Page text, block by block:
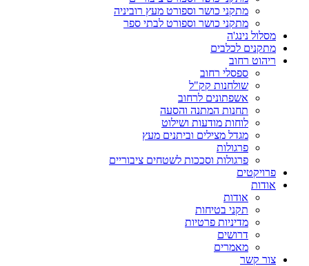
מתקני כושר וספורט מעץ רוביניה
מתקני כושר וספורט לבתי ספר
מסלול נינג'ה
מתקנים לכלבים
ריהוט רחוב
ספסלי רחוב
שולחנות קק"ל
אשפתונים לרחוב
תחנות המתנה והסעה
לוחות מודעות ושילוט
מגדל מצילים וביתנים מעץ
פרגולות
פרגולות וסככות לשטחים ציבוריים
פרויקטים
אודות
אודות
תקני בטיחות
מדיניות פרטיות
דרושים
מאמרים
צור קשר